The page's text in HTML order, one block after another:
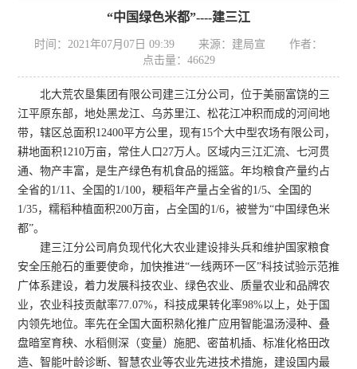
“中国绿色米都”----建三江
时间：2021年07月07日 09:39 来源：建局宣
作者：
点击量： 46629
北大荒农垦集团有限公司 建三江分公司，位于美丽富饶的三
江平原东部，地处黑龙江、乌苏里江、松花江冲积而成的河间地
带，辖区总面积12400平方公里，现有15个大中型农场有限公司，
耕地面积1210万亩， 常住人口27万人。区域内三江汇流、七河贯
通、物产丰富，是生产绿色有机食品的摇篮。年均粮食产量约占
全省的1/11、全国的1/100，粳稻年产量占全省的1/5、全国的
1/35， 糯稻种植面积200万亩，占全国的1/6， 被誉为“中国绿色米
都”。
建三江分公司肩负现代化大农业建设排头兵和维护国家粮食
安全压舱石的重要使命， 加快推进“一线两环一区”科技试验示范推
广体系建设， 着力发展科技农业、绿色农业、质量农业和品牌农
业，农业科技贡献率77 .07%，科技成果转化率98%以上， 处于国
内领先地位。率先在全国大面积熟化推广应用智能温汤浸种、叠
盘暗室育秧、水稻侧深（变量）施肥、密苗机插、标准化格田 改
造、智能叶龄诊断、智慧农业等农业先进技术措施，建设国内最